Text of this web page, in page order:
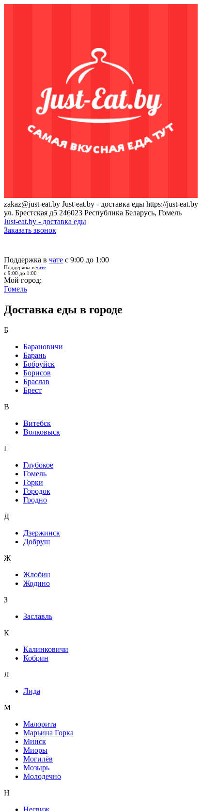
zakaz@just-eat.by Just-eat.by - доставка еды https://just-eat.by
ул. Брестская д5 246023 Республика Беларусь, Гомель
Just-eat.by - доставка еды
Заказать звонок
Поддержка в чате с 9:00 до 1:00
Поддержка в чате
с 9:00 до 1:00
Мой город:
Гомель
Доставка еды в городе
Б
Барановичи
Барань
Бобруйск
Борисов
Браслав
Брест
В
Витебск
Волковыск
Г
Глубокое
Гомель
Горки
Городок
Гродно
Д
Дзержинск
Добруш
Ж
Жлобин
Жодино
З
Заславль
К
Калинковичи
Кобрин
Л
Лида
М
Малорита
Марьина Горка
Минск
Миоры
Могилёв
Мозырь
Молодечно
Н
Несвиж